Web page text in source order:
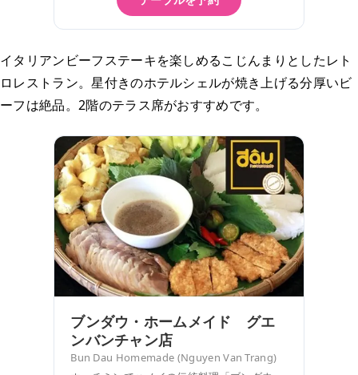
イタリアンビーフステーキを楽しめるこじんまりとしたレト
ロレストラン。星付きのホテルシェルが焼き上げる分厚いビ
ーフは絶品。2階のテラス席がおすすめです。
ブンダウ・ホームメイド グエ
ンバンチャン店
Bun Dau Homemade (Nguyen Van Trang)